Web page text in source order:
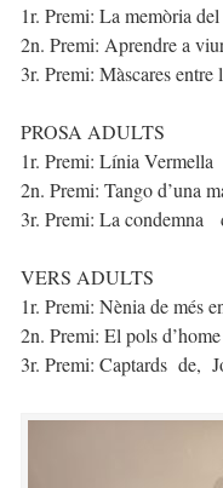
1r. Premi: La memòria
2n. Premi: Aprendre a
3r. Premi: Màscares
PROSA ADULTS
1r. Premi: Línia
2n. Premi: Tango d’una
3r. Premi: La condemna
VERS ADULTS
1r. Premi: Nènia de més
2n. Premi: El pols
3r. Premi: Captards de,